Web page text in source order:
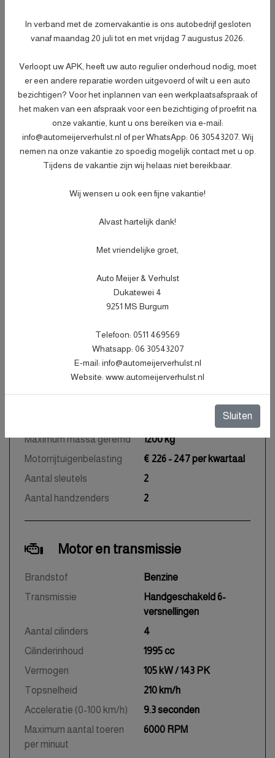
- Peilen en aanvullen van vloeistoffen;
- Bandenspanningscontrole;
- Auto is of wordt gepoetst;
- 3 maanden garantie;
- Wasbeurt bij aflevering.
Specificaties
Kenteken NL KD258P
BTW of Marge
Marge
Datum eerste toelating
15-07-2009
145.557 KM
Cabrio
Leder
Interieurkleur
Zwart
Aantal deuren
2
Maximum massa geremd
1200 kg
Motorrijtuigenbelasting
€ 226 - 247 per kwartaal
Aantal sleutels
2
Aantal handzenders
2
Motor en transmissie
Brandstof
Benzine
Transmissie
Handgeschakeld 6-
versnellingen
Aantal cilinders
4
Cilinderinhoud
1995 cc
Vermogen
105 kW / 143 PK
Topsnelheid
210 km/h
Acceleratie (0-100 km/h)
9.3 seconden
Maximum aantal toeren
per minuut
6000 RPM
In verband met de zomervakantie is ons autobedrijf gesloten
vanaf maandag 20 juli tot en met vrijdag 7 augustus 2026.
Verloopt uw APK, heeft uw auto regulier onderhoud nodig, moet
er een andere reparatie worden uitgevoerd of wilt u een auto
bezichtigen? Voor het inplannen van een werkplaatsafspraak of
het maken van een afspraak voor een bezichtiging of proefrit na
onze vakantie, kunt u ons bereiken via e-mail:
info@automeijerverhulst.nl of per WhatsApp: 06 30543207. Wij
nemen na onze vakantie zo spoedig mogelijk contact met u op.
Tijdens de vakantie zijn wij helaas niet bereikbaar.
Wij wensen u ook een fijne vakantie!
Alvast hartelijk dank!
Met vriendelijke groet,
Auto Meijer & Verhulst
Dukatewei 4
9251 MS Burgum
Telefoon: 0511 469569
Whatsapp: 06 30543207
E-mail: info@automeijerverhulst.nl
Website: www.automeijerverhulst.nl
Sluiten